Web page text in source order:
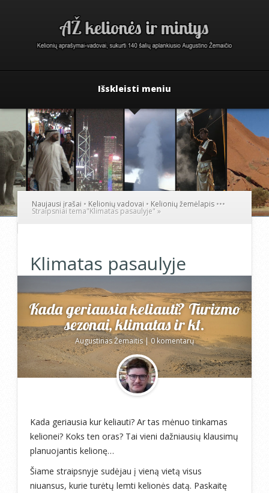
Išskleisti meniu
Naujausi įrašai • Kelionių vadovai • Kelionių žemėlapis •••
Straipsniai tema"Klimatas pasaulyje" »
Klimatas pasaulyje
Kada geriausia keliauti? Turizmo
sezonai, klimatas ir kt.
Augustinas Žemaitis|0 komentarų
Kada geriausia kur keliauti? Ar tas mėnuo tinkamas
kelionei? Koks ten oras? Tai vieni dažniausių klausimų
planuojantis kelionę…
Šiame straipsnyje sudėjau į vieną vietą visus
niuansus, kurie turėtų lemti kelionės datą. Paskaitę